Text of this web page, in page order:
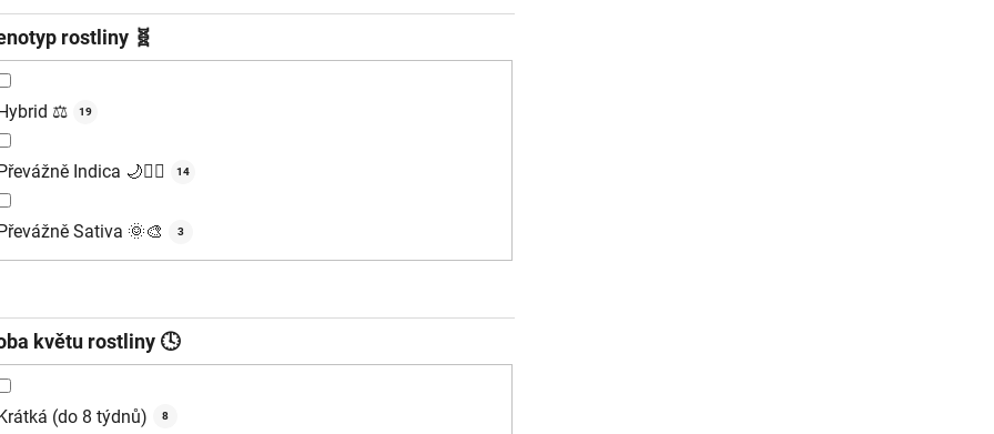
rostliny 🧬
⚖️ 19
Indica 🌙🧘‍♂️ 14
Sativa 🌞🎨 3
květu rostliny 🕓
(do 8 týdnů) 8